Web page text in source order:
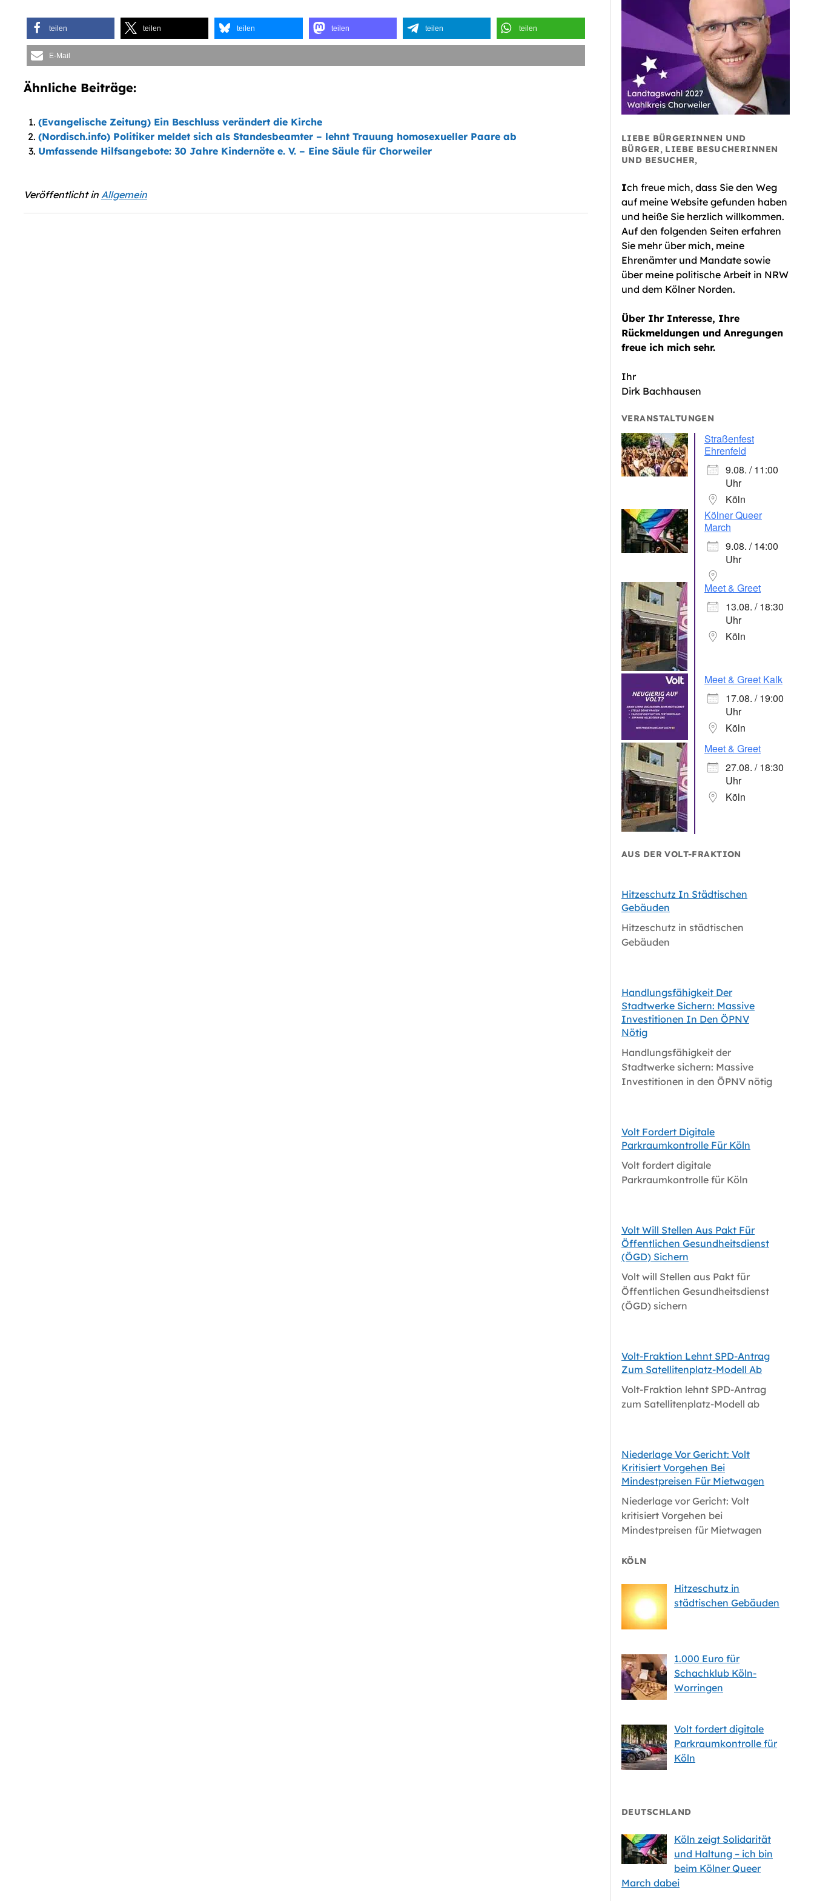
teilen teilen teilen teilen teilen teilen
E-Mail
Ähnliche Beiträge:
(Evangelische Zeitung) Ein Beschluss verändert die Kirche
(Nordisch.info) Politiker meldet sich als Standesbeamter – lehnt Trauung homosexueller Paare ab
Umfassende Hilfsangebote: 30 Jahre Kindernöte e. V. – Eine Säule für Chorweiler
Veröffentlicht in Allgemein
LIEBE BÜRGERINNEN UND
BÜRGER, LIEBE BESUCHERINNEN
UND BESUCHER,
Ich freue mich, dass Sie den Weg
auf meine Website gefunden haben
und heiße Sie herzlich willkommen.
Auf den folgenden Seiten erfahren
Sie mehr über mich, meine
Ehrenämter und Mandate sowie
über meine politische Arbeit in NRW
und dem Kölner Norden.
Über Ihr Interesse, Ihre
Rückmeldungen und Anregungen
freue ich mich sehr.
Ihr
Dirk Bachhausen
VERANSTALTUNGEN
Straßenfest
Ehrenfeld
9.08. / 11:00
Uhr
Köln
Kölner Queer
March
9.08. / 14:00
Uhr
Meet & Greet
13.08. / 18:30
Uhr
Köln
Meet & Greet Kalk
17.08. / 19:00
Uhr
Köln
Meet & Greet
27.08. / 18:30
Uhr
Köln
AUS DER VOLT-FRAKTION
Hitzeschutz In Städtischen
Gebäuden
Hitzeschutz in städtischen
Gebäuden
Handlungsfähigkeit Der
Stadtwerke Sichern: Massive
Investitionen In Den ÖPNV
Nötig
Handlungsfähigkeit der
Stadtwerke sichern: Massive
Investitionen in den ÖPNV nötig
Volt Fordert Digitale
Parkraumkontrolle Für Köln
Volt fordert digitale
Parkraumkontrolle für Köln
Volt Will Stellen Aus Pakt Für
Öffentlichen Gesundheitsdienst
(ÖGD) Sichern
Volt will Stellen aus Pakt für
Öffentlichen Gesundheitsdienst
(ÖGD) sichern
Volt-Fraktion Lehnt SPD-Antrag
Zum Satellitenplatz-Modell Ab
Volt-Fraktion lehnt SPD-Antrag
zum Satellitenplatz-Modell ab
Niederlage Vor Gericht: Volt
Kritisiert Vorgehen Bei
Mindestpreisen Für Mietwagen
Niederlage vor Gericht: Volt
kritisiert Vorgehen bei
Mindestpreisen für Mietwagen
KÖLN
Hitzeschutz in
städtischen Gebäuden
1.000 Euro für
Schachklub Köln-
Worringen
Volt fordert digitale
Parkraumkontrolle für
Köln
DEUTSCHLAND
Köln zeigt Solidarität
und Haltung – ich bin
beim Kölner Queer
March dabei